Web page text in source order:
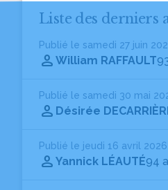
Liste des derniers
Publié le samedi 27 juin
William RAFFAULT
Publié le samedi 30 mai
Désirée
Publié le jeudi 16 avril 2026
Yannick LÉAUTÉ94